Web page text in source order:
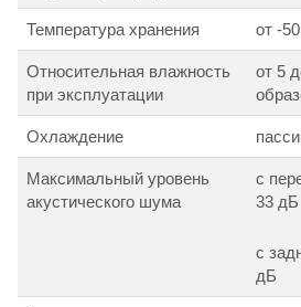
Температура хранения от -
Относительная влажность
при эксплуатации
от 5
Охлаждение
Максимальный уровень
акустического шума
с
33 дБ
с
дБ